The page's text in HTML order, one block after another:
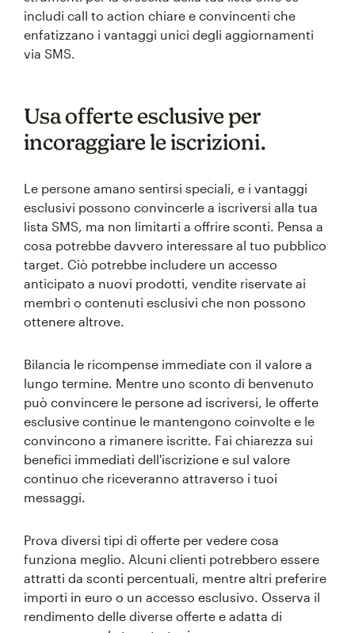
includi call to action chiare e convincenti che
enfatizzano i vantaggi unici degli aggiornamenti
via SMS.
Usa offerte esclusive per
incoraggiare le iscrizioni.
Le persone amano sentirsi speciali, e i vantaggi
esclusivi possono convincerle a iscriversi alla tua
lista SMS, ma non limitarti a offrire sconti. Pensa a
cosa potrebbe davvero interessare al tuo pubblico
target. Ciò potrebbe includere un accesso
anticipato a nuovi prodotti, vendite riservate ai
membri o contenuti esclusivi che non possono
ottenere altrove.
Bilancia le ricompense immediate con il valore a
lungo termine. Mentre uno sconto di benvenuto
può convincere le persone ad iscriversi, le offerte
esclusive continue le mantengono coinvolte e le
convincono a rimanere iscritte. Fai chiarezza sui
benefici immediati dell'iscrizione e sul valore
continuo che riceveranno attraverso i tuoi
messaggi.
Prova diversi tipi di offerte per vedere cosa
funziona meglio. Alcuni clienti potrebbero essere
attratti da sconti percentuali, mentre altri preferire
importi in euro o un accesso esclusivo. Osserva il
rendimento delle diverse offerte e adatta di